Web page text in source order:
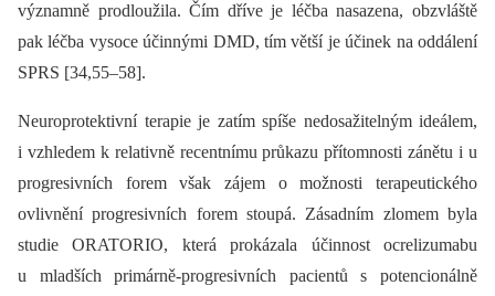
významně prodloužila. Čím dříve je léčba nasazena, obzvláště
pak léčba vysoce účinnými DMD, tím větší je účinek na oddálení
SPRS [34,55–58].
Neuroprotektivní terapie je zatím spíše nedosažitelným ideálem,
i vzhledem k relativně recentnímu průkazu přítomnosti zánětu i u
progresivních forem však zájem o možnosti terapeutického
ovlivnění progresivních forem stoupá. Zásadním zlomem byla
studie ORATORIO, která prokázala účinnost ocrelizumabu
u mladších primárně-progresivních pacientů s potencionálně